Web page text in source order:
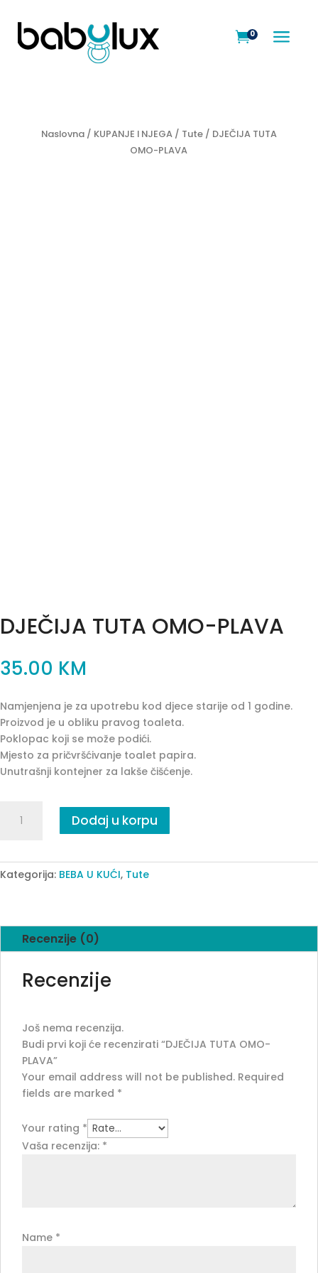
a
0
Naslovna/ KUPANJE I NJEGA/ Tute/ DJEČIJA TUTA
OMO-PLAVA
DJEČIJA TUTA OMO-PLAVA
35.00 KM
Namjenjena je za upotrebu kod djece starije od 1 godine.
Proizvod je u obliku pravog toaleta.
Poklopac koji se može podići.
Mjesto za pričvršćivanje toalet papira.
Unutrašnji kontejner za lakše čišćenje.
TUTA
quantity
Dodaj u korpu
Kategorija: BEBA U KUĆI, Tute
Recenzije (0)
Recenzije
Još nema recenzija.
Budi prvi koji će recenzirati “DJEČIJA TUTA OMO-
PLAVA”
Your email address will not be published. Required
fields are marked *
Your rating *
Vaša recenzija: *
Name *